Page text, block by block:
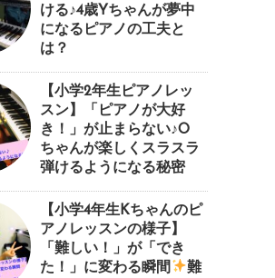
ける♪4歳Yちゃんが夢中
になるピアノの工夫と
は？
【小学2年生ピアノレッ
スン】「ピアノが大好
き！」が止まらない♪O
ちゃんが楽しくスラスラ
弾けるようになる秘密
【小学4年生Kちゃんのピ
アノレッスンの様子】
「難しい！」が「でき
た！」に変わる瞬間
⁠難